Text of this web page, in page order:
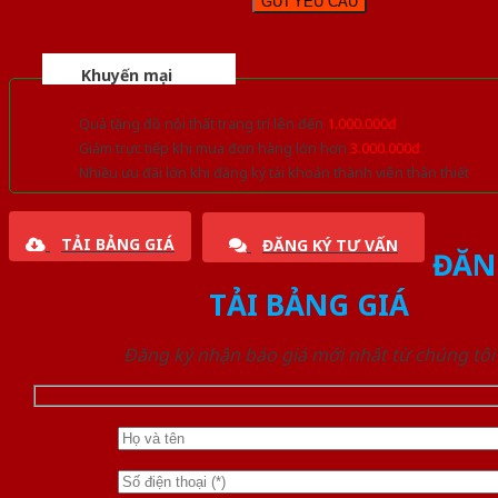
Khuyến mại
Quà tặng đồ nội thất trang trí lên đến 1.000.000đ
Giảm trực tiếp khi mua đơn hàng lớn hơn 3.000.000đ
Nhiều ưu đãi lớn khi đăng ký tài khoản thành viên thân thiết
TẢI BẢNG GIÁ ĐĂNG KÝ TƯ VẤN
TẢI BẢNG GIÁ
Đăng ký nhận báo giá mới nhất từ chúng tôi